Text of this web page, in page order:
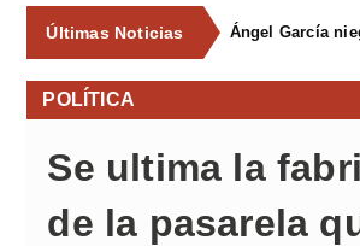
Últimas Noticias
POLÍTICA
Se ultima la
de la pasarela